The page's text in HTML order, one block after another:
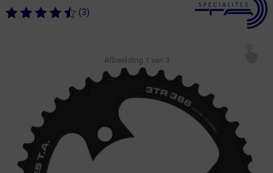
(3)
Afbeelding 1 van 3